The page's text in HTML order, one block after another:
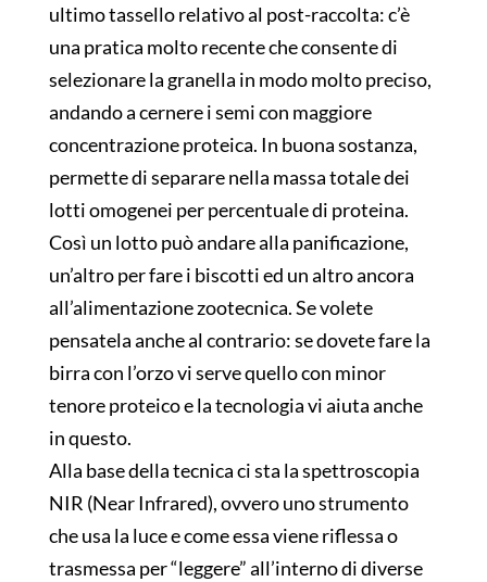
ultimo tassello relativo al post-raccolta: c’è
una pratica molto recente che consente di
selezionare la granella in modo molto preciso,
andando a cernere i semi con maggiore
concentrazione proteica. In buona sostanza,
permette di separare nella massa totale dei
lotti omogenei per percentuale di proteina.
Così un lotto può andare alla panificazione,
un’altro per fare i biscotti ed un altro ancora
all’alimentazione zootecnica. Se volete
pensatela anche al contrario: se dovete fare la
birra con l’orzo vi serve quello con minor
tenore proteico e la tecnologia vi aiuta anche
in questo.
Alla base della tecnica ci sta la spettroscopia
NIR (Near Infrared), ovvero uno strumento
che usa la luce e come essa viene riflessa o
trasmessa per “leggere” all’interno di diverse